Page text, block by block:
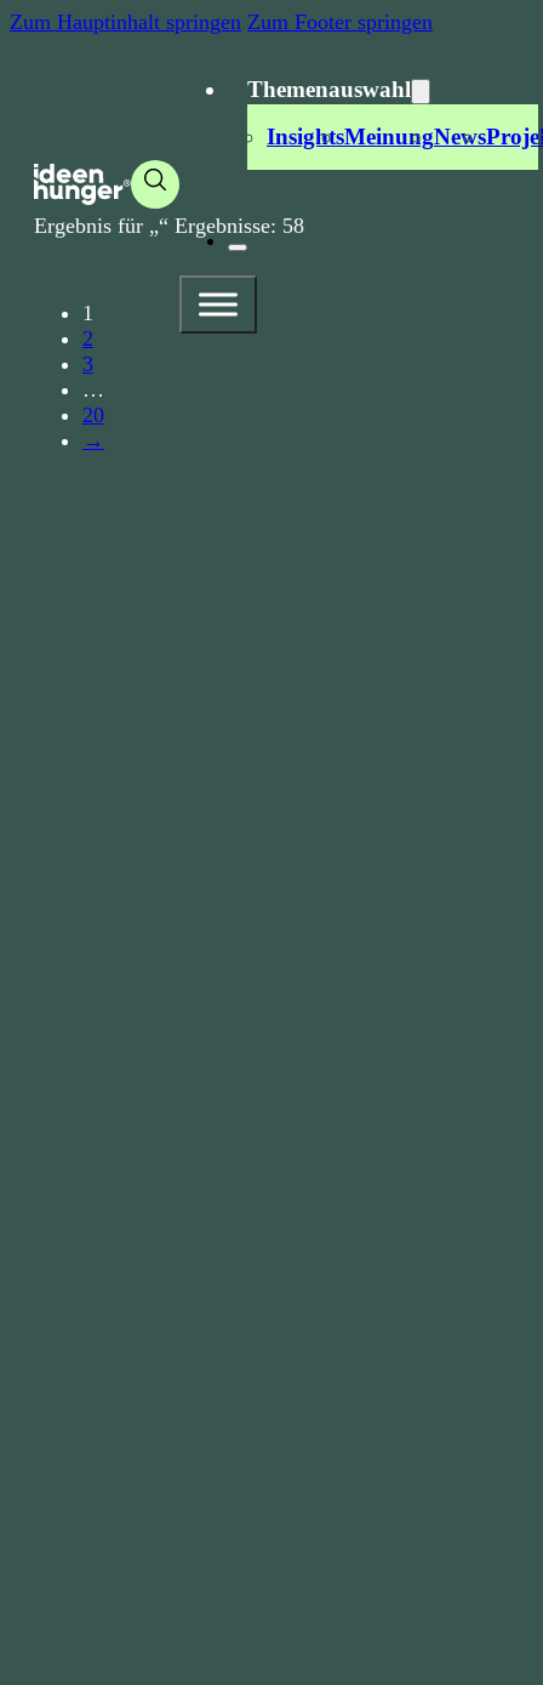
Zum Hauptinhalt springen Zum Footer springen
Themenauswahl
InsightsMeinungNews
Ergebnis für „“ Ergebnisse: 58
1
2
3
…
20
→